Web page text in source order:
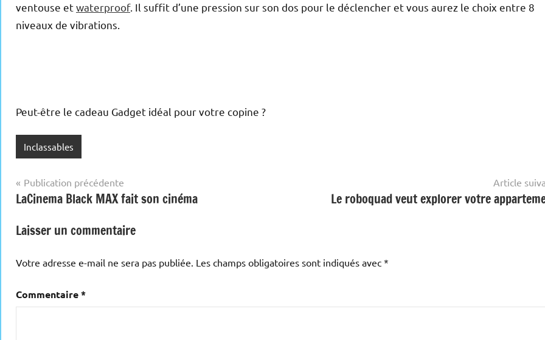
ventouse etwaterproof. Il suffit d’une pression sur son dos pour le déclencher et vous aurez le choix entre 8
niveaux de vibrations.
Peut-être le cadeau Gadget idéal pour votre copine ?
Inclassables
Navigation
de
l’article
Publication précédente
LaCinema Black MAX fait son cinéma
Article
Le roboquad veut explorer votre
Laisser un commentaire
Votre adresse e-mail ne sera pas publiée. Les champs obligatoires sont indiqués avec *
Commentaire*